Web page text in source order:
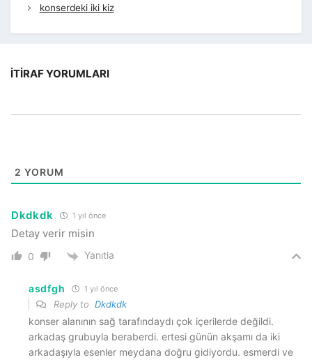
konserdeki iki kiz
İTIRAF YORUMLARI
2 YORUM
Dkdkdk 1 yıl önce
Detay verir misin
0 Yanıtla
asdfgh 1 yıl önce
Reply to Dkdkdk
konser alanının sağ tarafındaydı çok içerilerde değildi.
arkadaş grubuyla beraberdi. ertesi günün akşamı da iki
arkadaşıyla esenler meydana doğru gidiyordu. esmerdi ve